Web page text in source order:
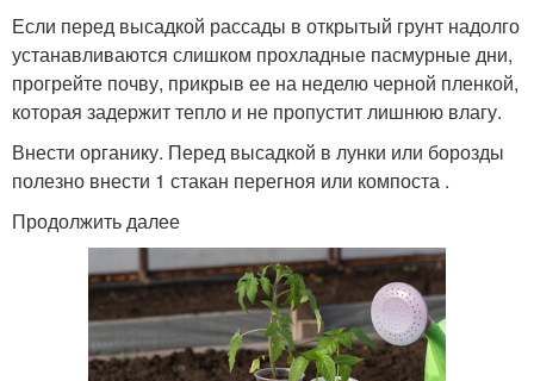
Если перед высадкой рассады в открытый грунт надолго
устанавливаются слишком прохладные пасмурные дни,
прогрейте почву, прикрыв ее на неделю черной пленкой,
которая задержит тепло и не пропустит лишнюю влагу.
Внести органику. Перед высадкой в лунки или борозды
полезно внести 1 стакан перегноя или компоста .
Продолжить далее